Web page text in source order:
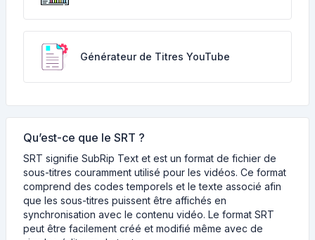
Générateur de Titres YouTube
Qu’est-ce que le SRT ?
SRT signifie SubRip Text et est un format de fichier de
sous-titres couramment utilisé pour les vidéos. Ce format
comprend des codes temporels et le texte associé afin
que les sous-titres puissent être affichés en
synchronisation avec le contenu vidéo. Le format SRT
peut être facilement créé et modifié même avec de